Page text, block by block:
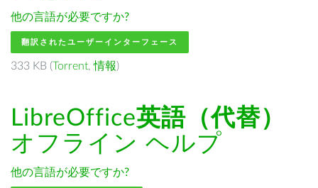
他の言語が必要ですか?
翻訳されたユーザーインターフェース
333 KB (Torrent,情報)
LibreOffice英語（代替）
オフライン ヘルプ
他の言語が必要ですか?